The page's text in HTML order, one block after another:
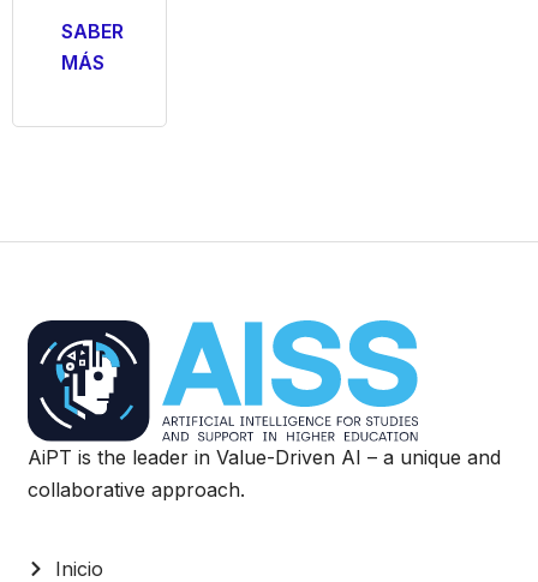
SABER
MÁS
AiPT is the leader in Value-Driven AI – a unique and
collaborative approach.
Inicio